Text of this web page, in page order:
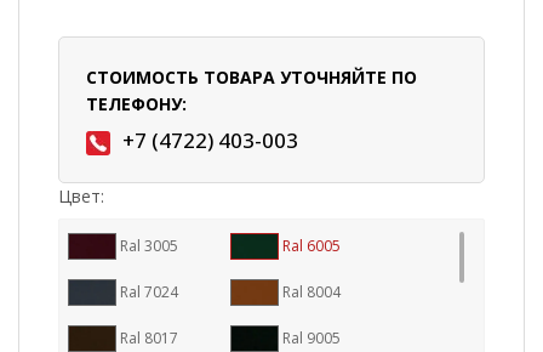
СТОИМОСТЬ ТОВАРА УТОЧНЯЙТЕ ПО
ТЕЛЕФОНУ:
+7 (4722) 403-003
Цвет:
Ral 3005 Ral 6005
Ral 7024 Ral 8004
Ral 8017 Ral 9005